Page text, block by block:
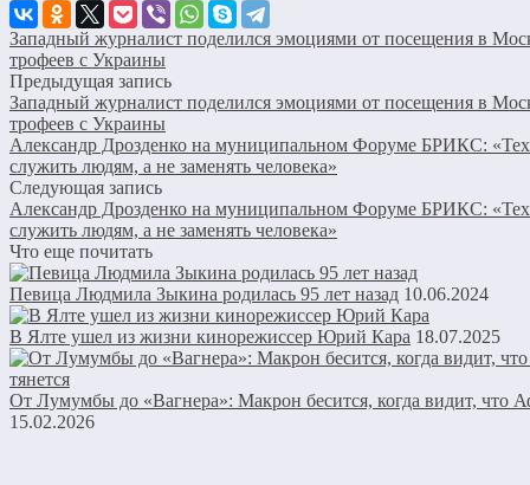
Западный журналист поделился эмоциями от посещения в
трофеев с Украины
Предыдущая запись
Западный журналист поделился эмоциями от посещения в
трофеев с Украины
Александр Дрозденко на муниципальном Форуме БРИКС:
служить людям, а не заменять человека»
Следующая запись
Александр Дрозденко на муниципальном Форуме БРИКС:
служить людям, а не заменять человека»
Что еще почитать
Певица Людмила Зыкина родилась 95 лет назад 10.06.2024
В Ялте ушел из жизни кинорежиссер Юрий Кара 18.07.2025
От Лумумбы до «Вагнера»: Макрон бесится, когда видит, что
15.02.2026